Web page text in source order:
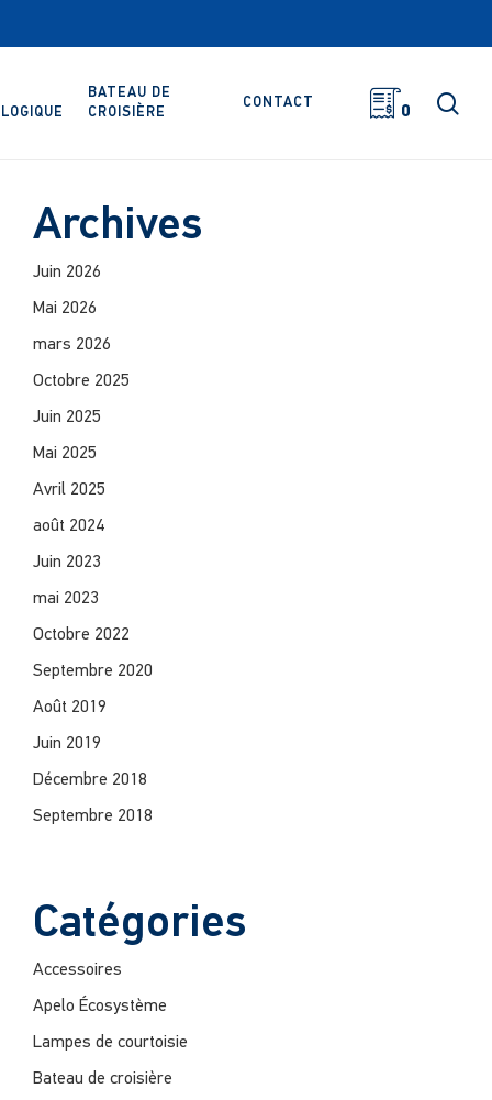
BATEAU DE
CROISIÈRE
CONTACT
0
Archives
Juin 2026
Mai 2026
mars 2026
Octobre 2025
Juin 2025
Mai 2025
Avril 2025
août 2024
Juin 2023
mai 2023
Octobre 2022
Septembre 2020
Août 2019
Juin 2019
Décembre 2018
Septembre 2018
Catégories
Accessoires
Apelo Écosystème
Lampes de courtoisie
Bateau de croisière